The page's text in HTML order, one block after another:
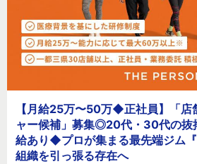
【月給25万〜50万◆正社員】「店
ャー候補」募集◎20代・30代の抜
給あり◆プロが集まる最先端ジム
組織を引っ張る存在へ